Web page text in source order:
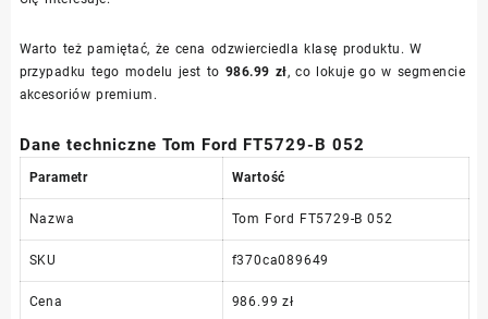
Warto też pamiętać, że cena odzwierciedla klasę produktu. W
przypadku tego modelu jest to 986.99 zł, co lokuje go w segmencie
akcesoriów premium.
Dane techniczne Tom Ford FT5729-B 052
Parametr Wartość
Nazwa Tom Ford FT5729-B 052
SKU f370ca089649
Cena 986.99 zł